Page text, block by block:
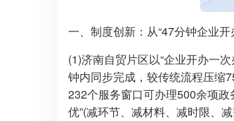
一、制度创新：从“47分钟企业开
(1)济南自贸片区以“企业开办一
钟内同步完成，较传统流程压缩
232个服务窗口可办理500余项政
优”(减环节、减材料、减时限、